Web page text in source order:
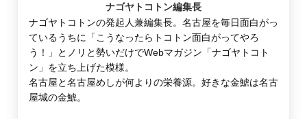
ナゴヤトコトン編集長
ナゴヤトコトンの発起人兼編集長。名古屋を毎日面白がっ
ているうちに「こうなったらトコトン面白がってやろ
う！」とノリと勢いだけでWebマガジン「ナゴヤトコト
ン」を立ち上げた模様。
名古屋と名古屋めしが何よりの栄養源。好きな金鯱は名古
屋城の金鯱。